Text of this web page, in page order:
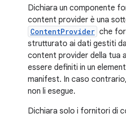
Dichiara un componente
content provider è una
ContentProvider che
strutturato ai dati gestiti
content provider della tua
essere definiti in un
manifest. In caso
non li esegue.
Dichiara solo i fornitori di